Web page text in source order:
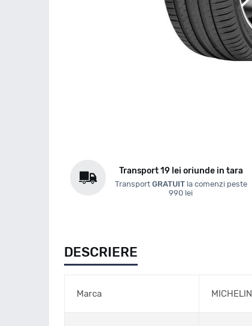
Transport 19 lei oriunde in tara
Transport GRATUITla comenzi peste
990 lei
DESCRIERE
Marca MICHELIN